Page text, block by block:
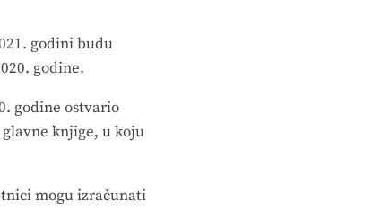
godini budu
godine.
godine ostvario
knjige, u koju
mogu izračunati